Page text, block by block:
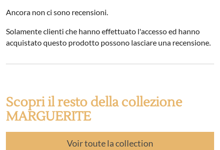
Ancora non ci sono recensioni.
Solamente clienti che hanno effettuato l'accesso ed hanno
acquistato questo prodotto possono lasciare una recensione.
Scopri il resto della collezione
MARGUERITE
Voir toute la collection